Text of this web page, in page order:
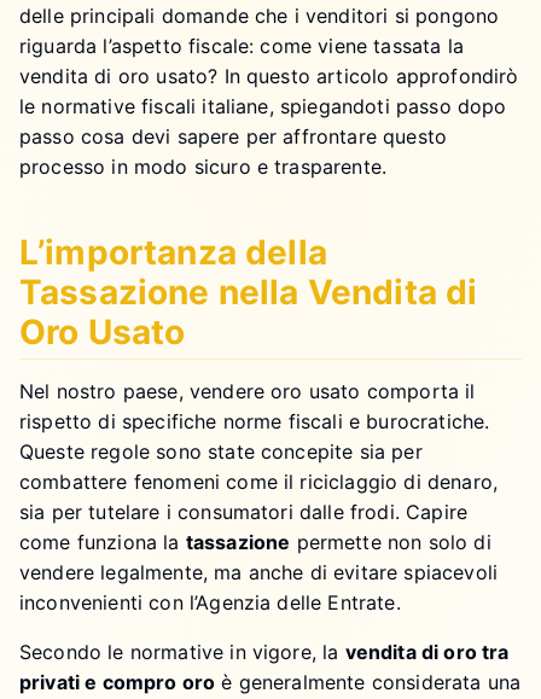
delle principali domande che i venditori si pongono
riguarda l’aspetto fiscale: come viene tassata la
vendita di oro usato? In questo articolo approfondirò
le normative fiscali italiane, spiegandoti passo dopo
passo cosa devi sapere per affrontare questo
processo in modo sicuro e trasparente.
L’importanza della
Tassazione nella Vendita di
Oro Usato
Nel nostro paese, vendere oro usato comporta il
rispetto di specifiche norme fiscali e burocratiche.
Queste regole sono state concepite sia per
combattere fenomeni come il riciclaggio di denaro,
sia per tutelare i consumatori dalle frodi. Capire
come funziona la tassazione permette non solo di
vendere legalmente, ma anche di evitare spiacevoli
inconvenienti con l’Agenzia delle Entrate.
Secondo le normative in vigore, la vendita di oro tra
privati e compro oro è generalmente considerata una